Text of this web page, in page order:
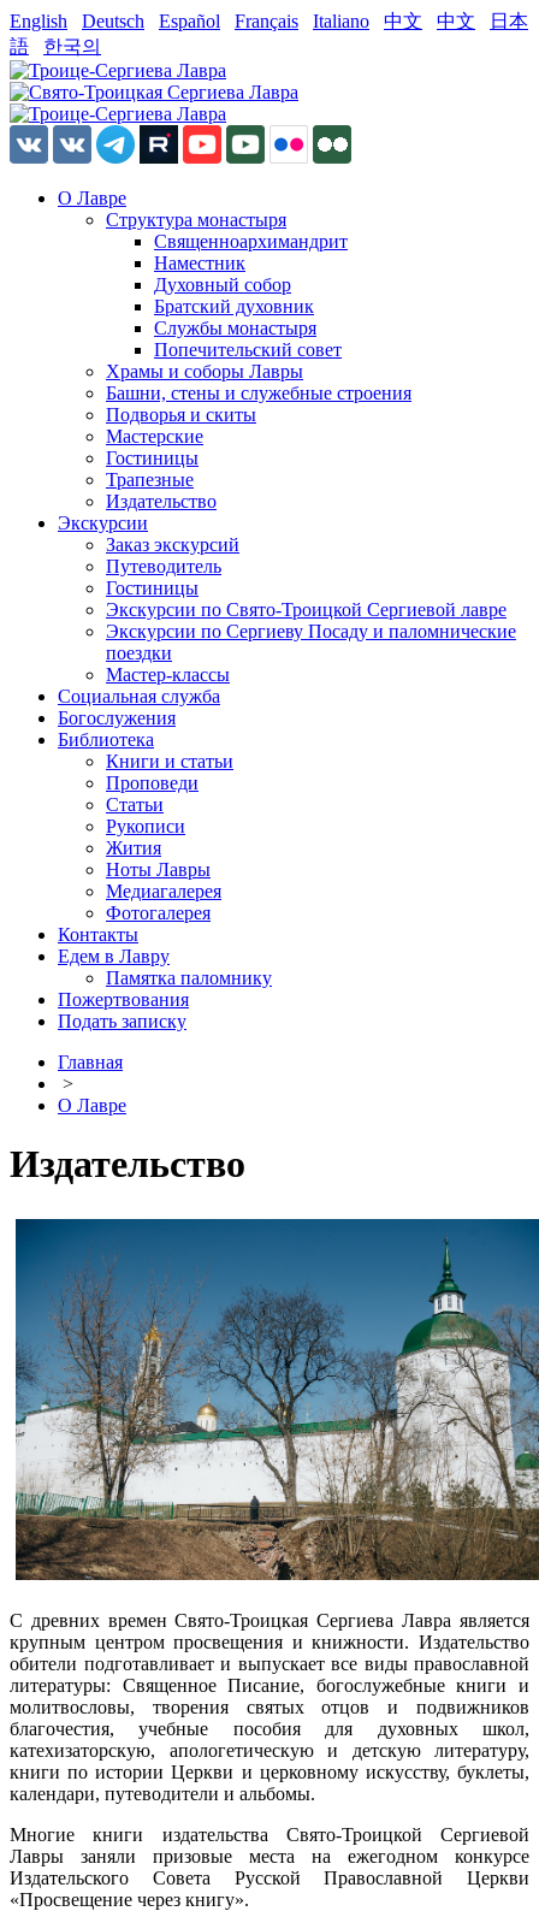
English Deutsch Español Français Italiano 中文 中文
日本
語
한국의
О Лавре
Структура монастыря
Священноархимандрит
Наместник
Духовный собор
Братский духовник
Службы монастыря
Попечительский совет
Храмы и соборы Лавры
Башни, стены и служебные строения
Подворья и скиты
Мастерские
Гостиницы
Трапезные
Издательство
Экскурсии
Заказ экскурсий
Путеводитель
Гостиницы
Экскурсии по Свято-Троицкой Сергиевой лавре
Экскурсии по Сергиеву Посаду и паломнические
поездки
Мастер-классы
Социальная служба
Богослужения
Библиотека
Книги и статьи
Проповеди
Статьи
Рукописи
Жития
Ноты Лавры
Медиагалерея
Фотогалерея
Контакты
Едем в Лавру
Памятка паломнику
Пожертвования
Подать записку
Главная
>
О Лавре
Издательство
С древних времен Свято-Троицкая Сергиева Лавра является
крупным центром просвещения и книжности. Издательство
обители подготавливает и выпускает все виды православной
литературы: Священное Писание, богослужебные книги и
молитвословы, творения святых отцов и подвижников
благочестия, учебные пособия для духовных школ,
катехизаторскую, апологетическую и детскую литературу,
книги по истории Церкви и церковному искусству, буклеты,
календари, путеводители и альбомы.
Многие книги издательства Свято-Троицкой Сергиевой
Лавры заняли призовые места на ежегодном конкурсе
Издательского Совета Русской Православной Церкви
«Просвещение через книгу».